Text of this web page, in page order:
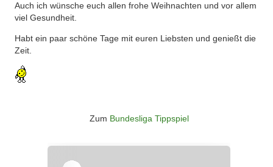
Auch ich wünsche euch allen frohe Weihnachten und vor allem
viel Gesundheit.
Habt ein paar schöne Tage mit euren Liebsten und genießt die
Zeit.
Zum Bundesliga Tippspiel